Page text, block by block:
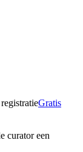
Gratis
curator een